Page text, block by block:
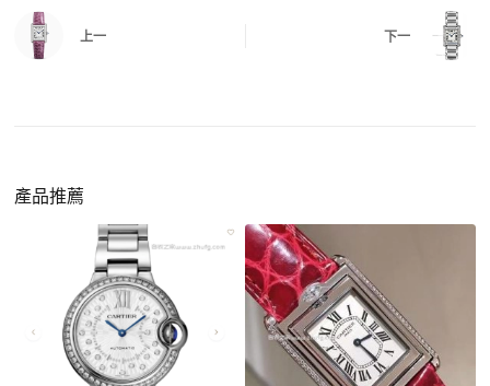
給您確認，確定沒有問題後才會安排出貨。
請先透過網站上的聯繫方式與我們取得聯繫，將您感
們會先幫您確認版本與實際價格。
二、確認款式與價格
客服會與您確認品牌、尺寸、顏色、配件等細節，如
有現貨會直接幫您預留；若需要排單，我們也會事先
說明大約出貨時間。
：以原裝價格的十分之一即可享受相
同外觀與佩戴質感。
合日常通勤與旅行佩戴。
上一 下一
產品推薦